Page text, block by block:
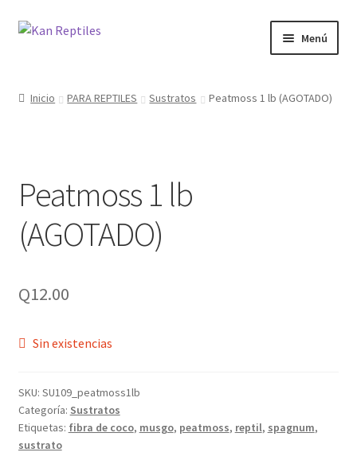
Ir
Ir
Menú
Inicio PARA REPTILES Sustratos Peatmoss 1 lb (AGOTADO)
Peatmoss 1 lb
(AGOTADO)
Q12.00
Sin existencias
SKU: SU109_peatmoss1lb
Categoría: Sustratos
Etiquetas: fibra de coco, musgo, peatmoss, reptil, spagnum,
sustrato